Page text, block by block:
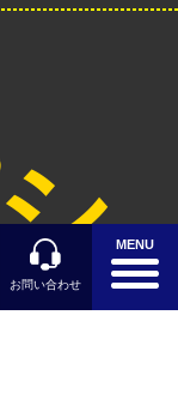
お問い合わせ
MENU